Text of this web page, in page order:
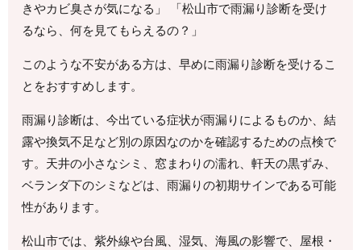
きやカビ臭さが気になる」 「松山市で雨漏り診断を受け
るなら、何を見てもらえるの？」
このような不安がある方は、早めに雨漏り診断を受けるこ
とをおすすめします。
雨漏り診断は、今出ている症状が雨漏りによるものか、結
露や換気不足など別の原因なのかを確認するための点検で
す。天井の小さなシミ、窓まわりの濡れ、軒天の黒ずみ、
ベランダ下のシミなどは、雨漏りの初期サインである可能
性があります。
松山市では、紫外線や台風、湿気、海風の影響で、屋根・